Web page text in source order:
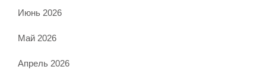
Июнь 2026
Май 2026
Апрель 2026